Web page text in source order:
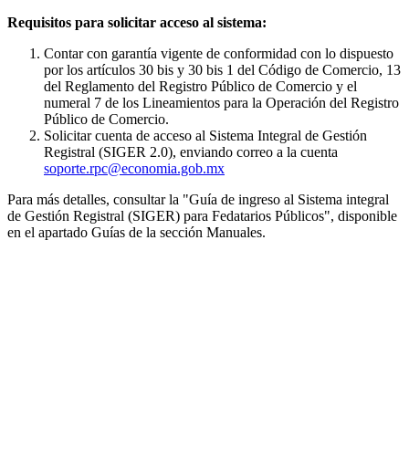
Requisitos para solicitar acceso al sistema:
Contar con garantía vigente de conformidad con lo dispuesto
por los artículos 30 bis y 30 bis 1 del Código de Comercio, 13
del Reglamento del Registro Público de Comercio y el
numeral 7 de los Lineamientos para la Operación del Registro
Público de Comercio.
Solicitar cuenta de acceso al Sistema Integral de Gestión
Registral (SIGER 2.0), enviando correo a la cuenta
soporte.rpc@economia.gob.mx
Para más detalles, consultar la "Guía de ingreso al Sistema integral
de Gestión Registral (SIGER) para Fedatarios Públicos", disponible
en el apartado Guías de la sección Manuales.